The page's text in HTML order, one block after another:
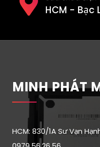
HCM - Bạc
MINH PHÁT
HCM: 830/1A Sư Vạn